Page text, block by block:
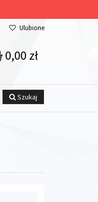
Ulubione
0,00 zł
Szukaj